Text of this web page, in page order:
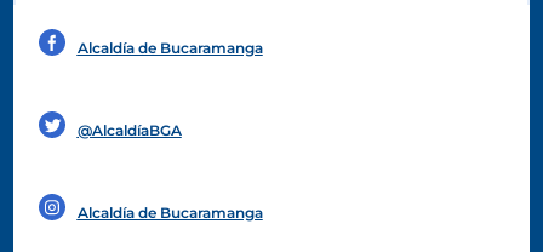
Alcaldía de Bucaramanga
@AlcaldíaBGA
Alcaldía de Bucaramanga